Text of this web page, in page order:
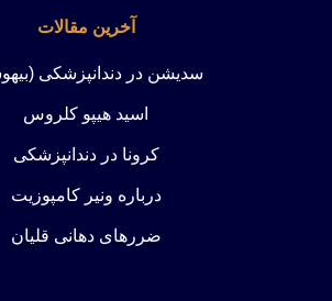
آخرین مقالات
سدیشن در دندانپزشکی
اسید هیپو کلروس
کرونا در دندانپزشکی
درباره ونیر کامپوزیت
ضررهای دهانی قلیان